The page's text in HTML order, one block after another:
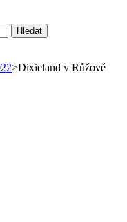
Hledat
>Dixieland v Růžové